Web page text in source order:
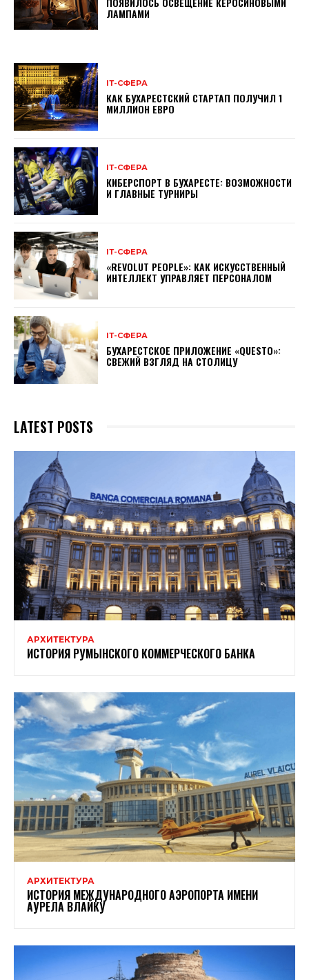
ЛАМПАМИ
ІТ-СФЕРА
КАК БУХАРЕСТСКИЙ СТАРТАП ПОЛУЧИЛ 1
МИЛЛИОН ЕВРО
ІТ-СФЕРА
КИБЕРСПОРТ В БУХАРЕСТЕ: ВОЗМОЖНОСТИ
И ГЛАВНЫЕ ТУРНИРЫ
ІТ-СФЕРА
«REVOLUT PEOPLE»: КАК ИСКУССТВЕННЫЙ
ИНТЕЛЛЕКТ УПРАВЛЯЕТ ПЕРСОНАЛОМ
ІТ-СФЕРА
БУХАРЕСТСКОЕ ПРИЛОЖЕНИЕ «QUESTO»:
СВЕЖИЙ ВЗГЛЯД НА СТОЛИЦУ
LATEST POSTS
АРХИТЕКТУРА
ИСТОРИЯ РУМЫНСКОГО КОММЕРЧЕСКОГО БАНКА
АРХИТЕКТУРА
ИСТОРИЯ МЕЖДУНАРОДНОГО АЭРОПОРТА ИМЕНИ
АУРЕЛА ВЛАЙКУ